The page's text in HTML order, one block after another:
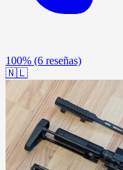
100% (6 reseñas)
🇳🇱